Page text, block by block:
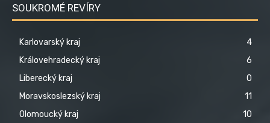
SOUKROMÉ REVÍRY
Karlovarský kraj
4
Královehradecký kraj
6
Liberecký kraj
0
Moravskoslezský kraj
11
Olomoucký kraj
10